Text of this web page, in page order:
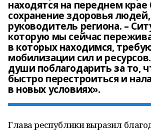
находятся на переднем крае
сохранение здоровья людей,
руководитель региона. –
которую мы сейчас
в которых находимся,
мобилизации сил и
души поблагодарить за то,
быстро перестроиться и
в новых условиях».
Глава республики выразил